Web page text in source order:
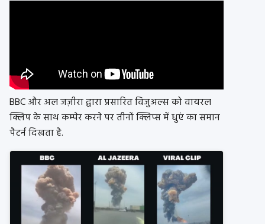
BBC और अल जज़ीरा द्वारा प्रसारित विजुअल्स को वायरल
क्लिप के साथ कम्पेर करने पर तीनों क्लिप्स में धुएं का समान
पैटर्न दिखता है.